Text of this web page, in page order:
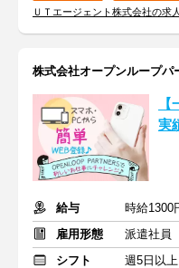
ＵＴエージェント株式会社の求
株式会社オープンループパ
実
給与
時給1300
雇用形態
派遣社員
シフト
週5日以